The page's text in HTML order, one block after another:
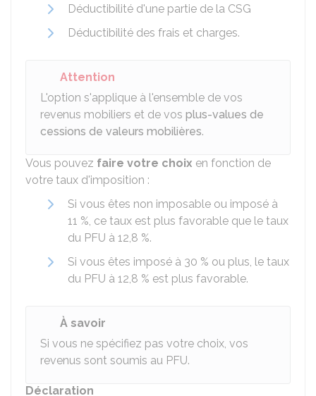
Déductibilité d'une partie de la CSG
Déductibilité des frais et charges.
Attention
L'option s'applique à l'ensemble de vos
revenus mobiliers et de vos plus-values de
cessions de valeurs mobilières.
Vous pouvez faire votre choix en fonction de
votre taux d'imposition :
Si vous êtes non imposable ou imposé à
11 %, ce taux est plus favorable que le taux
du PFU à 12,8 %.
Si vous êtes imposé à 30 % ou plus, le taux
du PFU à 12,8 % est plus favorable.
À savoir
Si vous ne spécifiez pas votre choix, vos
revenus sont soumis au PFU.
Déclaration